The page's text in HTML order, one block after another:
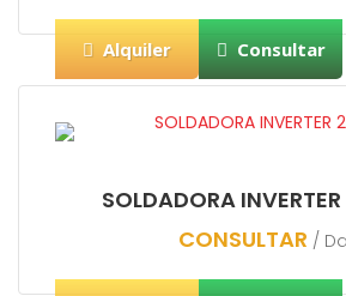
SOLDADORA
CONSULTAR /
Alquiler Consultar